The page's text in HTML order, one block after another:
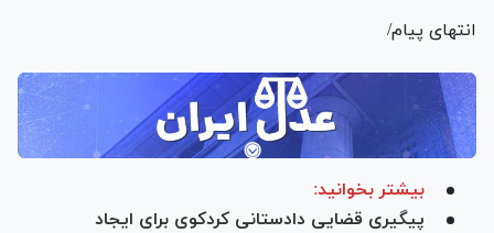
انتهای پیام/
بیشتر بخوانید:
پیگیری قضایی دادستانی کردکوی برای ایجاد